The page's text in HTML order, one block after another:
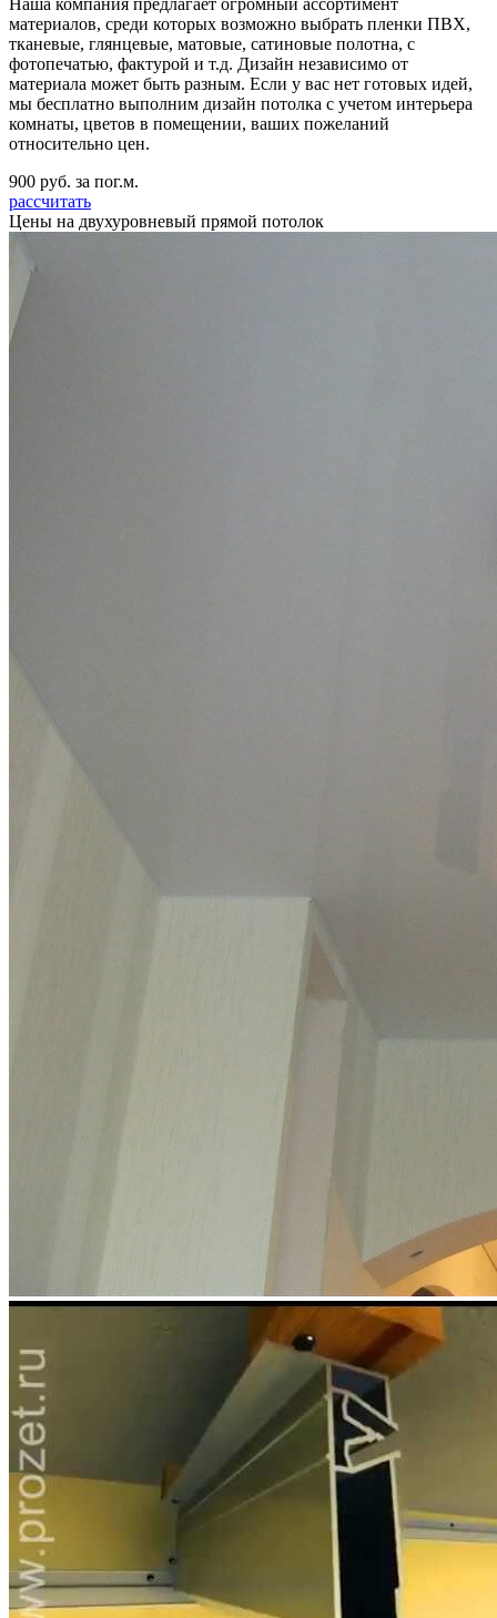
Наша компания предлагает огромный ассортимент
материалов, среди которых возможно выбрать пленки ПВХ,
тканевые, глянцевые, матовые, сатиновые полотна, с
фотопечатью, фактурой и т.д. Дизайн независимо от
материала может быть разным. Если у вас нет готовых идей,
мы бесплатно выполним дизайн потолка с учетом интерьера
комнаты, цветов в помещении, ваших пожеланий
относительно цен.
900 руб. за пог.м.
рассчитать
Цены на двухуровневый прямой потолок